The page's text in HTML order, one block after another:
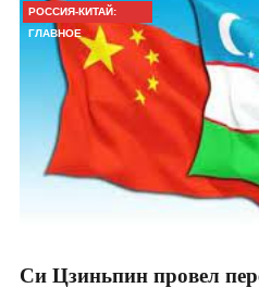
РОССИЯ-КИТАЙ:
ГЛАВНОЕ
Cи Цзиньпин провел